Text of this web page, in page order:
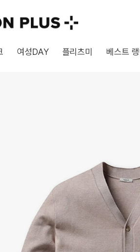
여성DAY 플리츠미 베스트